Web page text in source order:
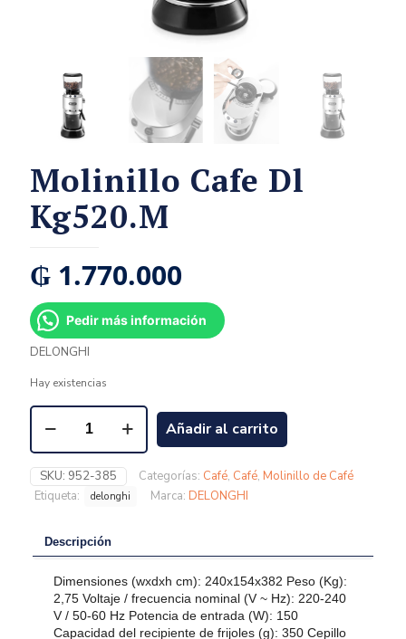
Molinillo Cafe Dl
Kg520.M
₲ 1.770.000
Pedir más información
DELONGHI
Hay existencias
Añadir al carrito
SKU: 952-385 Categorías: Café, Café, Molinillo de Café
Etiqueta:
delonghi Marca: DELONGHI
Descripción
Dimensiones (wxdxh cm): 240x154x382 Peso (Kg):
2,75 Voltaje / frecuencia nominal (V ~ Hz): 220-240
V / 50-60 Hz Potencia de entrada (W): 150
Capacidad del recipiente de frijoles (g): 350 Cepillo